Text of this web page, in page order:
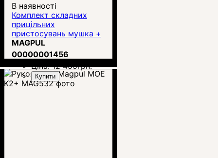
В наявності
Комплект складних
прицільних
пристосувань мушка +
цілик Magpul MBUS Pro
MAGPUL
00000001456
Ціна:12 455грн.
Купити